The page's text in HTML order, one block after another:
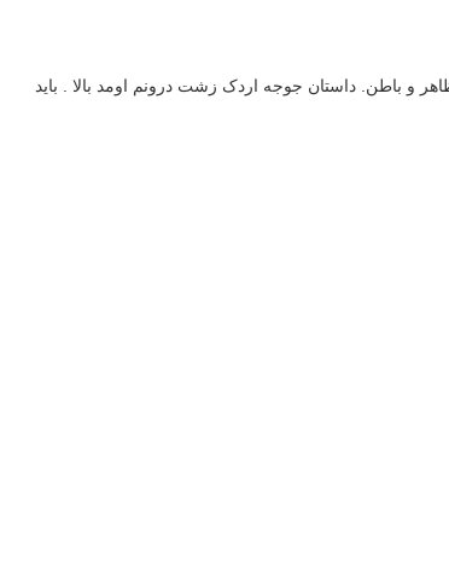
و باطن. داستان جوجه اردک زشت درونم اومد بالا . باید